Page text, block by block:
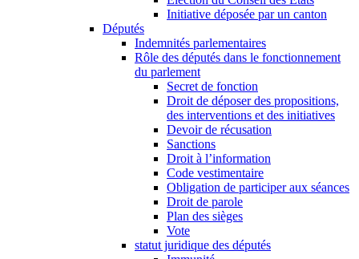
Initiative déposée par un canton
Députés
Indemnités parlementaires
Rôle des députés dans le fonctionnement
du parlement
Secret de fonction
Droit de déposer des propositions,
des interventions et des initiatives
Devoir de récusation
Sanctions
Droit à l’information
Code vestimentaire
Obligation de participer aux séances
Droit de parole
Plan des sièges
Vote
statut juridique des députés